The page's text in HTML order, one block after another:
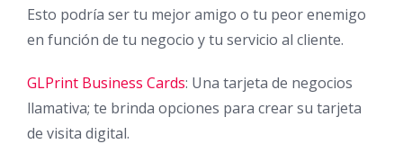
Esto podría ser tu mejor amigo o tu peor enemigo
en función de tu negocio y tu servicio al cliente.
GLPrint Business Cards: Una tarjeta de negocios
llamativa; te brinda opciones para crear su tarjeta
de visita digital.